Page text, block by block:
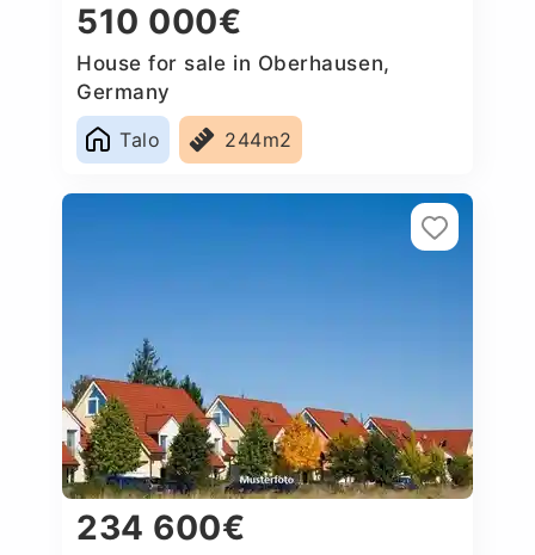
510 000€
House for sale in Oberhausen,
Germany
Talo
244m2
234 600€